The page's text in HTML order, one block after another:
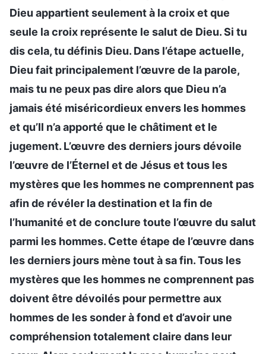
Dieu appartient seulement à la croix et que
seule la croix représente le salut de Dieu. Si tu
dis cela, tu définis Dieu. Dans l’étape actuelle,
Dieu fait principalement l’œuvre de la parole,
mais tu ne peux pas dire alors que Dieu n’a
jamais été miséricordieux envers les hommes
et qu’Il n’a apporté que le châtiment et le
jugement. L’œuvre des derniers jours dévoile
l’œuvre de l’Éternel et de Jésus et tous les
mystères que les hommes ne comprennent pas
afin de révéler la destination et la fin de
l’humanité et de conclure toute l’œuvre du salut
parmi les hommes. Cette étape de l’œuvre dans
les derniers jours mène tout à sa fin. Tous les
mystères que les hommes ne comprennent pas
doivent être dévoilés pour permettre aux
hommes de les sonder à fond et d’avoir une
compréhension totalement claire dans leur